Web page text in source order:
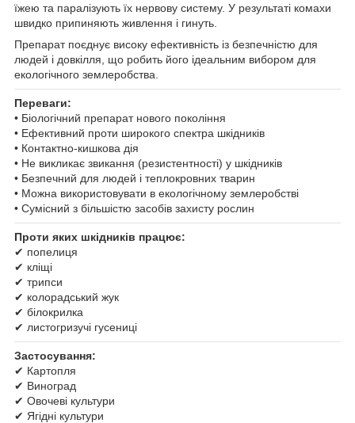
їжею та паралізують їх нервову систему. У результаті комахи
швидко припиняють живлення і гинуть.
Препарат поєднує високу ефективність із безпечністю для
людей і довкілля, що робить його ідеальним вибором для
екологічного землеробства.
Переваги:
• Біологічний препарат нового покоління
• Ефективний проти широкого спектра шкідників
• Контактно-кишкова дія
• Не викликає звикання (резистентності) у шкідників
• Безпечний для людей і теплокровних тварин
• Можна використовувати в екологічному землеробстві
• Сумісний з більшістю засобів захисту рослин
Проти яких шкідників працює:
✔ попелиця
✔ кліщі
✔ трипси
✔ колорадський жук
✔ білокрилка
✔ листогризучі гусениці
Застосування:
✔ Картопля
✔ Виноград
✔ Овочеві культури
✔ Ягідні культури